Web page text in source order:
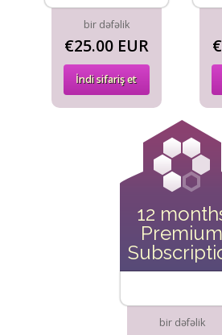
bir dəfəlik
€25.00 EUR
İndi sifariş et
12
Premium
bir dəfəlik